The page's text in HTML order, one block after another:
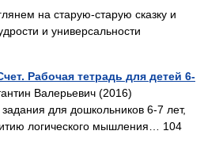
на старую-старую сказку и
и универсальности
Рабочая тетрадь для детей 6-
Валерьевич (2016)
для дошкольников 6-7 лет,
логического мышления… 104